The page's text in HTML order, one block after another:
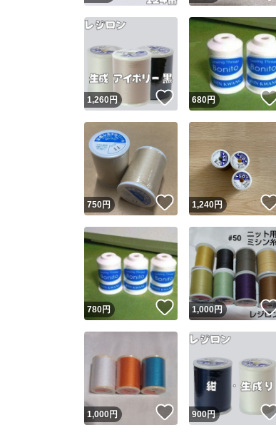
1,260円 いいね！
680円
750円 いいね！
1,240円
780円 いいね！
1,000円
1,000円 いいね！
900円